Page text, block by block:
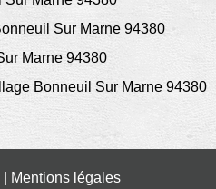
Sur Marne 94380
Marne 94380
Bonneuil Sur Marne 94380
Mentions légales